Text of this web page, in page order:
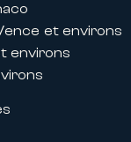
et environs
environs